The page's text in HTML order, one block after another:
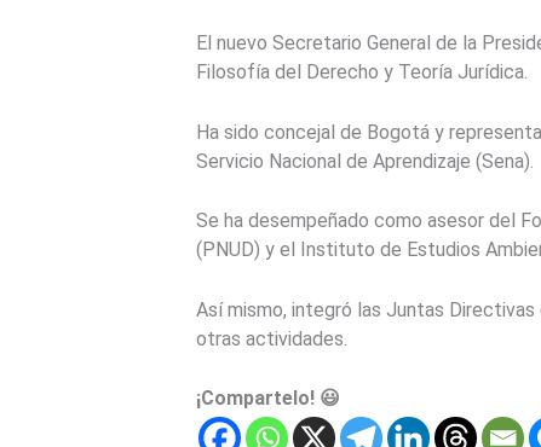
El nuevo Secretario General de la
Filosofía del Derecho y Teoría Jurídica.
Ha sido concejal de Bogotá y
Servicio Nacional de Aprendizaje (Sena).
Se ha desempeñado como asesor del
(PNUD) y el Instituto de Estudios
Así mismo, integró las Juntas
otras actividades.
¡Compartelo! 😃